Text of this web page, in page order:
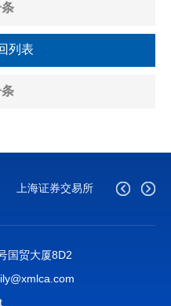
列表
上海证券交易所 深圳证
国贸大厦8D2